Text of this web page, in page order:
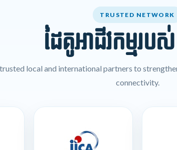
TRUSTED NETWORK
ដៃគូអាជីវកម្មរបស់
local and international partners to
connectivity.